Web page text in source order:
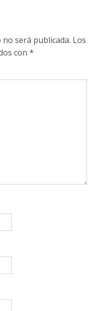
será publicada. Los
con *